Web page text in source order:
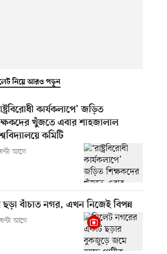
নিয়ে আরও পড়ুন
কার্যকলাপে’ জড়িত
খুঁজতে এবার শাহজালাল
কমিটি
আগে
ছড়া বাঁচাত নগর, এখন নিজেই বিপন্ন
আগে